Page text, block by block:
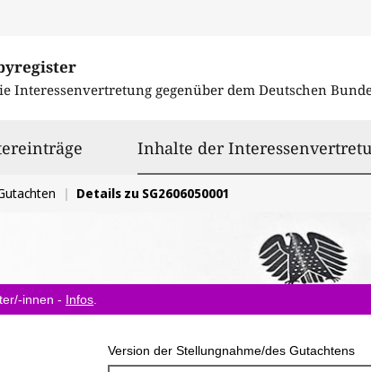
Interessenvertretung gegenüber dem Deutschen
Inhalte der
Details zu SG2606050001
innen - Infos
Version der Stellungnahme/des Gutachtens